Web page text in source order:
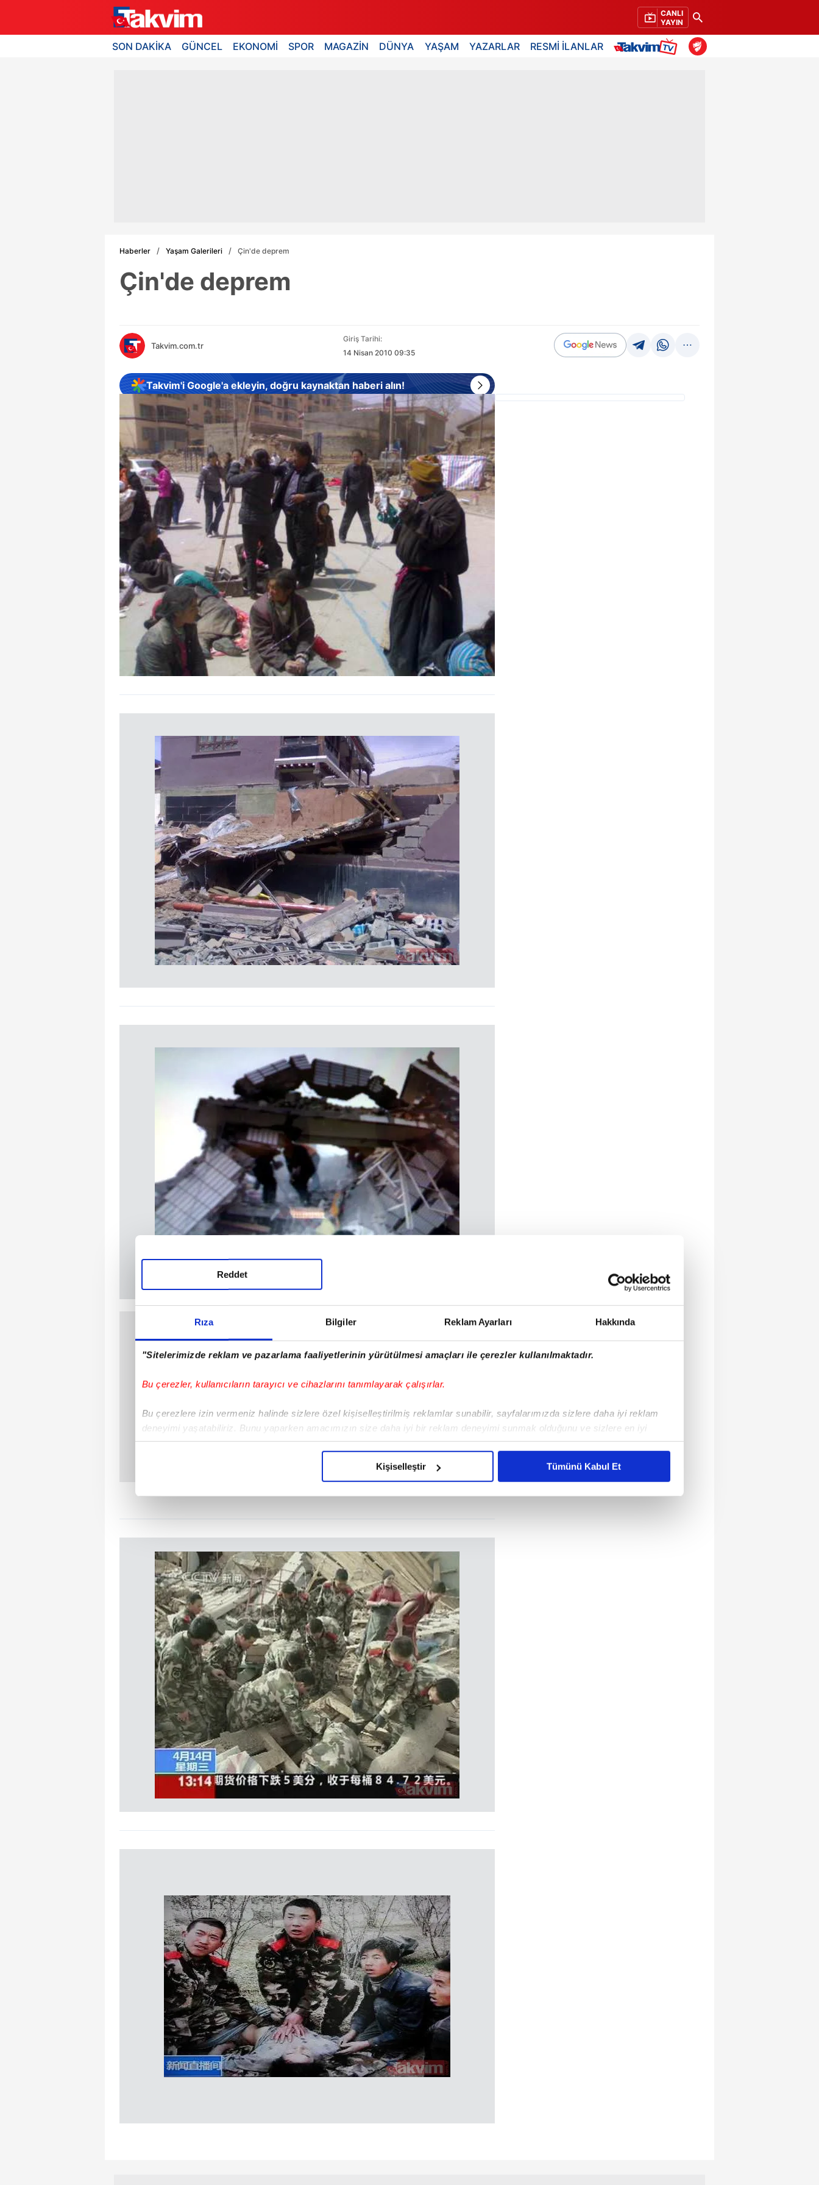
Rıza Bilgiler Reklam Ayarları Hakkında
"Sitelerimizde reklam ve pazarlama faaliyetlerinin yürütülmesi amaçları ile çerezler kullanılmaktadır.
Bu çerezler, kullanıcıların tarayıcı ve cihazlarını tanımlayarak çalışırlar.
Bu çerezlere izin vermeniz halinde sizlere özel kişiselleştirilmiş reklamlar sunabilir, sayfalarımızda sizlere daha iyi reklam
deneyimi yaşatabiliriz. Bunu yaparken amacımızın size daha iyi bir reklam deneyimi sunmak olduğunu ve sizlere en iyi
içerikleri sunabilmek adına elimizden gelen çabayı gösterdiğimizi ve bu noktada, reklamların maliyetlerimizi karşılamak
reklam/pazarlama faaliyetlerinin yapılması, amaçlarıyla sınırlı olarak açık rızanız dahilinde kullanılacaktır.
Çerezlere ilişkin tercihlerinizi aşağıda yer alan panel vasıtasıyla belirleyebilirsiniz. Çerezlere ilişkin detaylı bilgi için Ayarlar
butonuna tıklayabilir,Çerez Bilgilendirme Metnimiziziyaret edebilirsiniz.
6698 sayılı Kişisel Verilerin Korunması Kanunu uyarınca hazırlanmış Aydınlatma Metnimizi okumak ve sitemizde ilgili
mevzuata uygun olarak kullanılan çerezlerle ilgili bilgi almak için lütfentıklayınız
Reddet
Kişiselleştir Tümünü Kabul Et
CANLI
YAYIN
SON DAKİKA GÜNCEL EKONOMİ SPOR MAGAZİN DÜNYA YAŞAM YAZARLAR RESMİ İLANLAR
Haberler Yaşam Galerileri Çin'de deprem
Çin'de deprem
Takvim.com.tr
Giriş Tarihi:
14 Nisan 2010 09:35
Takvim'i Google'a ekleyin, doğru kaynaktan haberi alın!